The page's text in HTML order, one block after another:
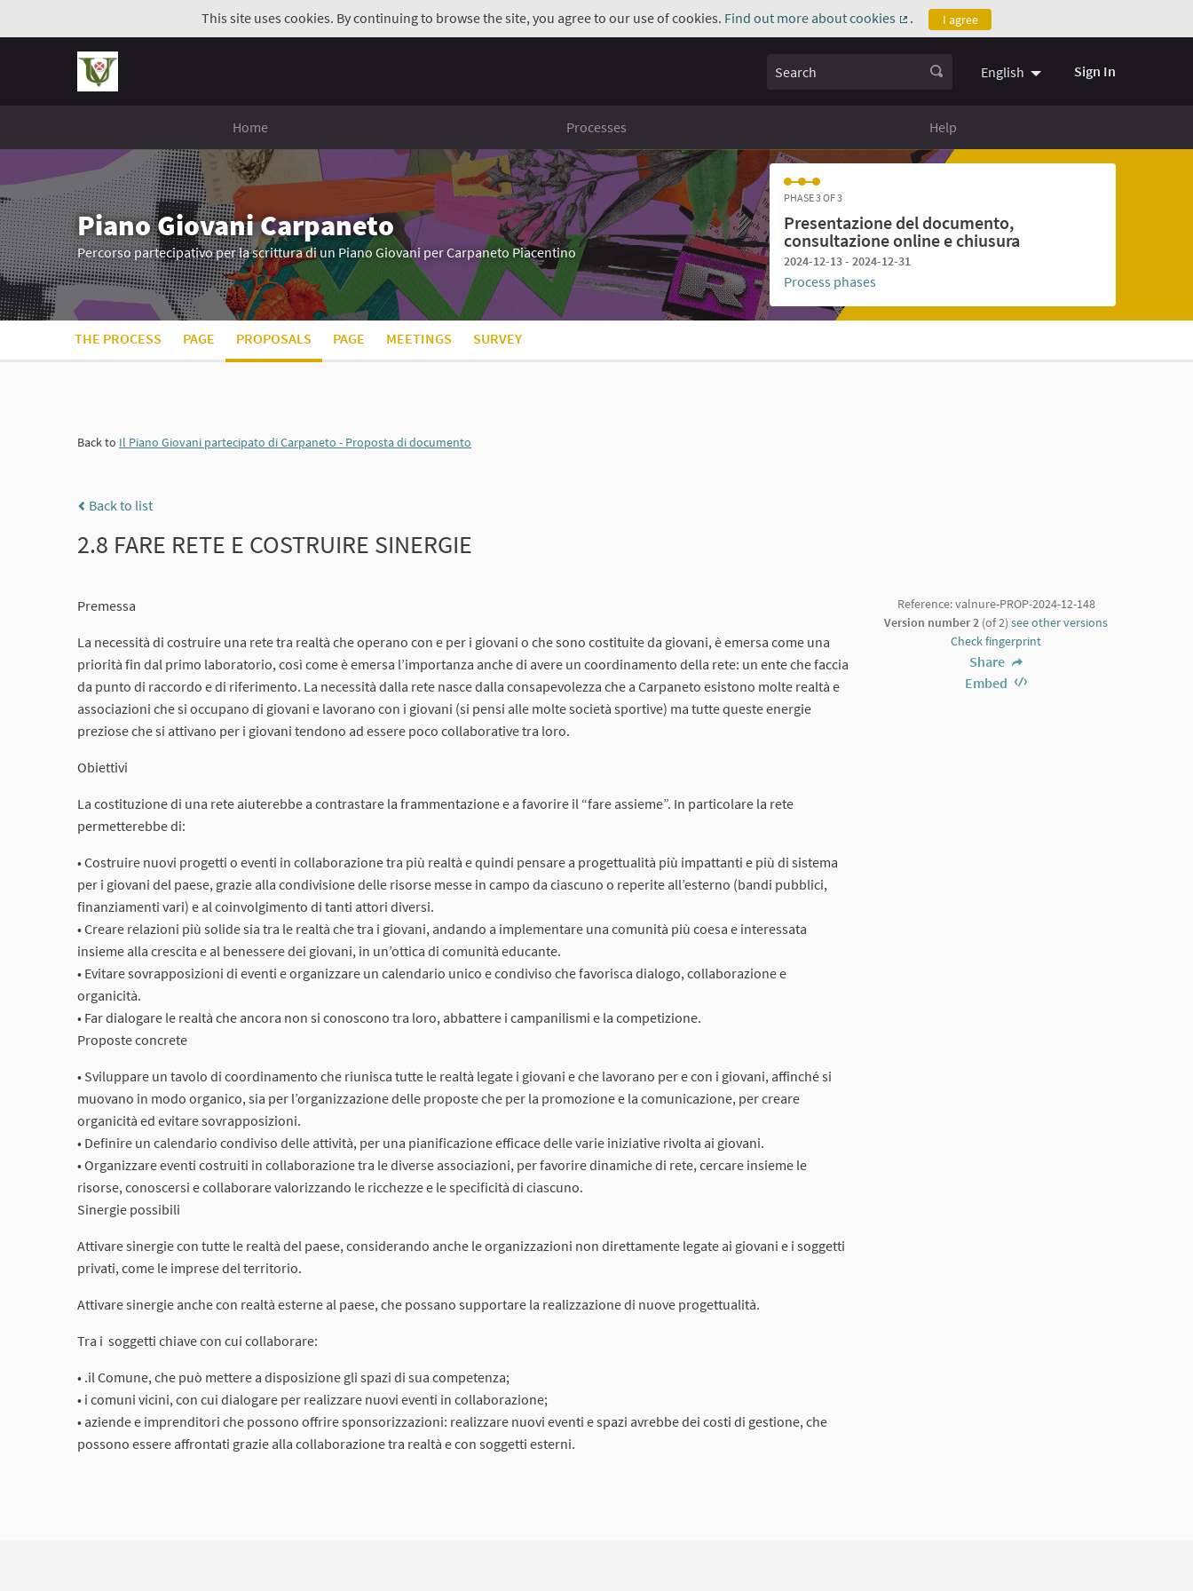
This site uses cookies. By continuing to browse the site, you agree to our use of cookies. Find out more about cookies
(External link)
. I agree
Search English Sign In
Home Processes Help
Piano Giovani Carpaneto
Percorso partecipativo per la scrittura di un Piano Giovani per Carpaneto Piacentino
PHASE 3 OF 3
Presentazione del documento,
consultazione online e chiusura
2024-12-13 - 2024-12-31
Process phases
THE PROCESS PAGE PROPOSALS PAGE MEETINGS SURVEY
Back to Il Piano Giovani partecipato di Carpaneto - Proposta di documento
Back to list
2.8 FARE RETE E COSTRUIRE SINERGIE
Premessa
La necessità di costruire una rete tra realtà che operano con e per i giovani o che sono costituite da giovani, è emersa come una
priorità fin dal primo laboratorio, così come è emersa l’importanza anche di avere un coordinamento della rete: un ente che faccia
da punto di raccordo e di riferimento. La necessità dalla rete nasce dalla consapevolezza che a Carpaneto esistono molte realtà e
associazioni che si occupano di giovani e lavorano con i giovani (si pensi alle molte società sportive) ma tutte queste energie
preziose che si attivano per i giovani tendono ad essere poco collaborative tra loro.
Obiettivi
La costituzione di una rete aiuterebbe a contrastare la frammentazione e a favorire il “fare assieme”. In particolare la rete
permetterebbe di:
• Costruire nuovi progetti o eventi in collaborazione tra più realtà e quindi pensare a progettualità più impattanti e più di sistema
per i giovani del paese, grazie alla condivisione delle risorse messe in campo da ciascuno o reperite all’esterno (bandi pubblici,
finanziamenti vari) e al coinvolgimento di tanti attori diversi.
• Creare relazioni più solide sia tra le realtà che tra i giovani, andando a implementare una comunità più coesa e interessata
insieme alla crescita e al benessere dei giovani, in un’ottica di comunità educante.
• Evitare sovrapposizioni di eventi e organizzare un calendario unico e condiviso che favorisca dialogo, collaborazione e
organicità.
• Far dialogare le realtà che ancora non si conoscono tra loro, abbattere i campanilismi e la competizione.
Proposte concrete
• Sviluppare un tavolo di coordinamento che riunisca tutte le realtà legate i giovani e che lavorano per e con i giovani, affinché si
muovano in modo organico, sia per l’organizzazione delle proposte che per la promozione e la comunicazione, per creare
organicità ed evitare sovrapposizioni.
• Definire un calendario condiviso delle attività, per una pianificazione efficace delle varie iniziative rivolta ai giovani.
• Organizzare eventi costruiti in collaborazione tra le diverse associazioni, per favorire dinamiche di rete, cercare insieme le
risorse, conoscersi e collaborare valorizzando le ricchezze e le specificità di ciascuno.
Sinergie possibili
Attivare sinergie con tutte le realtà del paese, considerando anche le organizzazioni non direttamente legate ai giovani e i soggetti
privati, come le imprese del territorio.
Attivare sinergie anche con realtà esterne al paese, che possano supportare la realizzazione di nuove progettualità.
Tra i soggetti chiave con cui collaborare:
• .il Comune, che può mettere a disposizione gli spazi di sua competenza;
• i comuni vicini, con cui dialogare per realizzare nuovi eventi in collaborazione;
• aziende e imprenditori che possono offrire sponsorizzazioni: realizzare nuovi eventi e spazi avrebbe dei costi di gestione, che
possono essere affrontati grazie alla collaborazione tra realtà e con soggetti esterni.
Reference: valnure-PROP-2024-12-148
Version number 2 (of 2) see other versions
Check fingerprint
Share
Embed